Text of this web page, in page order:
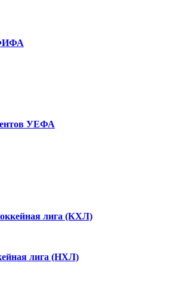
УЕФА
лига (КХЛ)
лига (НХЛ)